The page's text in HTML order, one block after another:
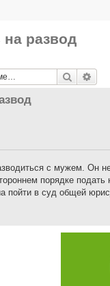
на развод
Поиск
с мужем. Он
порядке
пойти в суд общей